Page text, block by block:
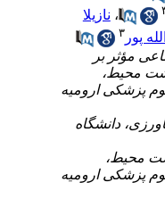
،نازیلا
پور
مؤثر بر
محیط،
پزشکی ارومیه
دانشگاه
محیط،
پزشکی ارومیه